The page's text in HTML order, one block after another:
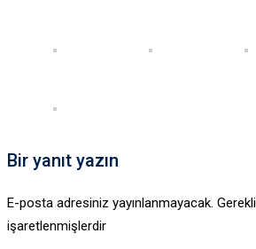
Bir yanıt yazın
E-posta adresiniz yayınlanmayacak.
işaretlenmişlerdir